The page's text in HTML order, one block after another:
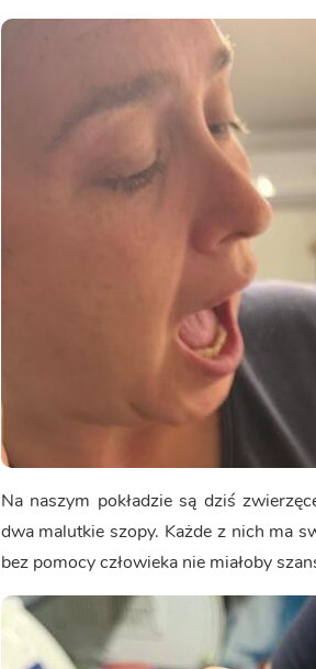
Na naszym pokładzie są dziś
dwa malutkie szopy. Każde z nich ma
bez pomocy człowieka nie miałoby